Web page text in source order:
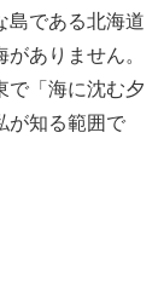
島である北海道
ありません。
で「海に沈む夕
が知る範囲で